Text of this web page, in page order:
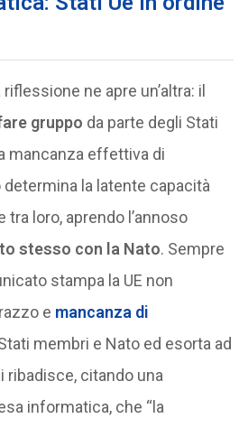
ne apre un’altra: il
gruppo da parte degli Stati
mancanza effettiva di
la latente capacità
tra loro, aprendo l’annoso
stesso con la Nato. Sempre
stampa la UE non
e mancanza di
membri e Nato ed esorta ad
ribadisce, citando una
informatica, che “la